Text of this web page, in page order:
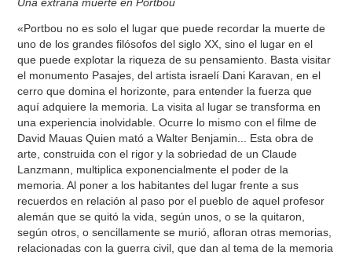
«Portbou no es solo el lugar que puede recordar la muerte de
uno de los grandes filósofos del siglo XX, sino el lugar en el
que puede explotar la riqueza de su pensamiento. Basta visitar
el monumento Pasajes, del artista israelí Dani Karavan, en el
cerro que domina el horizonte, para entender la fuerza que
aquí adquiere la memoria. La visita al lugar se transforma en
una experiencia inolvidable. Ocurre lo mismo con el filme de
David Mauas Quien mató a Walter Benjamin... Esta obra de
arte, construida con el rigor y la sobriedad de un Claude
Lanzmann, multiplica exponencialmente el poder de la
memoria. Al poner a los habitantes del lugar frente a sus
recuerdos en relación al paso por el pueblo de aquel profesor
alemán que se quitó la vida, según unos, o se la quitaron,
según otros, o sencillamente se murió, afloran otras memorias,
relacionadas con la guerra civil, que dan al tema de la memoria